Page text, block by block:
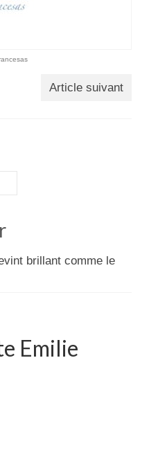
Article suivant
brillant comme le
Emilie